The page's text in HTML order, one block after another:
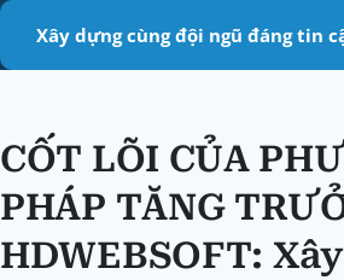
Xây dựng cùng đội ngũ đáng tin
CỐT LÕI CỦA
PHÁP TĂNG
HDWEBSOFT: